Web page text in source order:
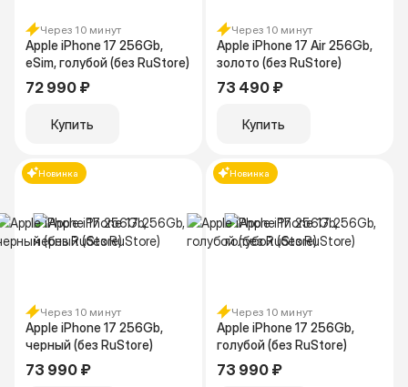
Через 10 минут
Apple iPhone 17 256Gb,
eSim, голубой (без RuStore)
72 990 ₽
Купить
Через 10 минут
Apple iPhone 17 Air 256Gb,
золото (без RuStore)
73 490 ₽
Купить
Новинка
Через 10 минут
Apple iPhone 17 256Gb,
черный (без RuStore)
73 990 ₽
Новинка
Через 10 минут
Apple iPhone 17 256Gb,
голубой (без RuStore)
73 990 ₽